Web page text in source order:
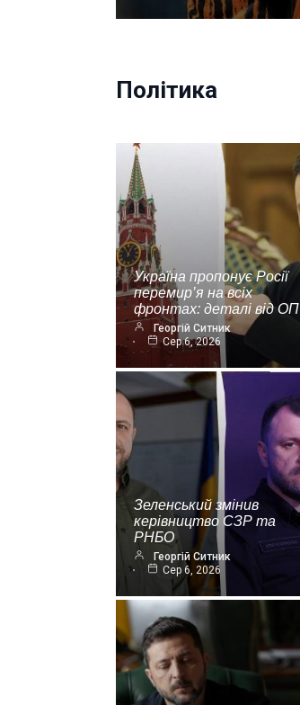
Політика
Україна пропонує Росії
перемир’я на всіх
фронтах: деталі від ОП
Георгій Ситник
Сер 6, 2026
Зеленський змінив
керівництво СЗР та
РНБО
Георгій Ситник
Сер 6, 2026